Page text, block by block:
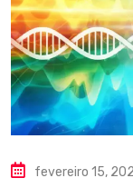
fevereiro 15,